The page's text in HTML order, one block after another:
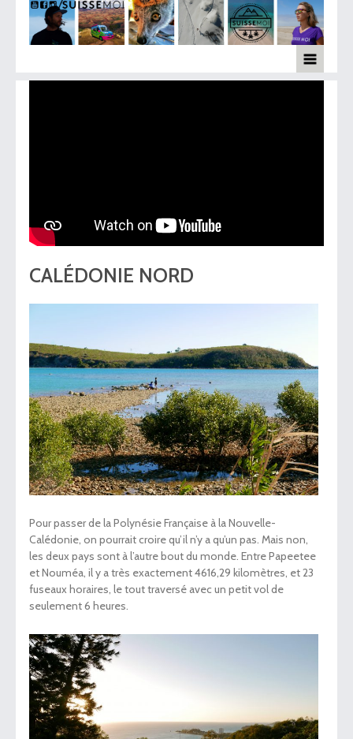
CALÉDONIE NORD
Pour passer de la Polynésie Française à la Nouvelle-
Calédonie, on pourrait croire qu’il n’y a qu’un pas. Mais non,
les deux pays sont à l’autre bout du monde. Entre Papeetee
et Nouméa, il y a très exactement 4616,29 kilomètres, et 23
fuseaux horaires, le tout traversé avec un petit vol de
seulement 6 heures.